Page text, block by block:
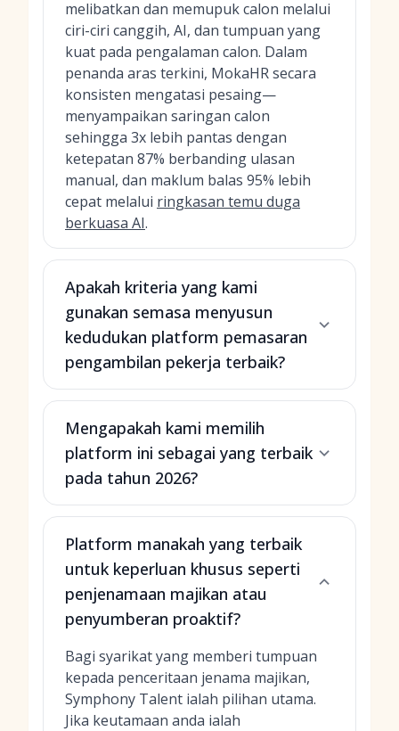
melibatkan dan memupuk calon melalui
ciri-ciri canggih, AI, dan tumpuan yang
kuat pada pengalaman calon. Dalam
penanda aras terkini, MokaHR secara
konsisten mengatasi pesaing—
menyampaikan saringan calon
sehingga 3x lebih pantas dengan
ketepatan 87% berbanding ulasan
manual, dan maklum balas 95% lebih
cepat melalui ringkasan temu duga
berkuasa AI.
Apakah kriteria yang kami
gunakan semasa menyusun
kedudukan platform pemasaran
pengambilan pekerja terbaik?
Mengapakah kami memilih
platform ini sebagai yang terbaik
pada tahun 2026?
Platform manakah yang terbaik
untuk keperluan khusus seperti
penjenamaan majikan atau
penyumberan proaktif?
Bagi syarikat yang memberi tumpuan
kepada penceritaan jenama majikan,
Symphony Talent ialah pilihan utama.
Jika keutamaan anda ialah